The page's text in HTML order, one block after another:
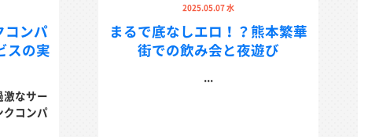
コンパ
スの実
激なサー
クコンパ
2025.05.07 水
まるで底なしエロ！？熊本繁華
街での飲み会と夜遊び
...